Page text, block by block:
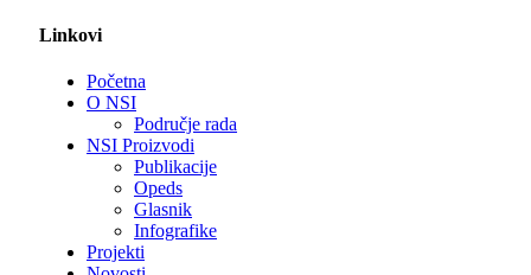
Linkovi
Početna
O NSI
Područje rada
NSI Proizvodi
Publikacije
Opeds
Glasnik
Infografike
Projekti